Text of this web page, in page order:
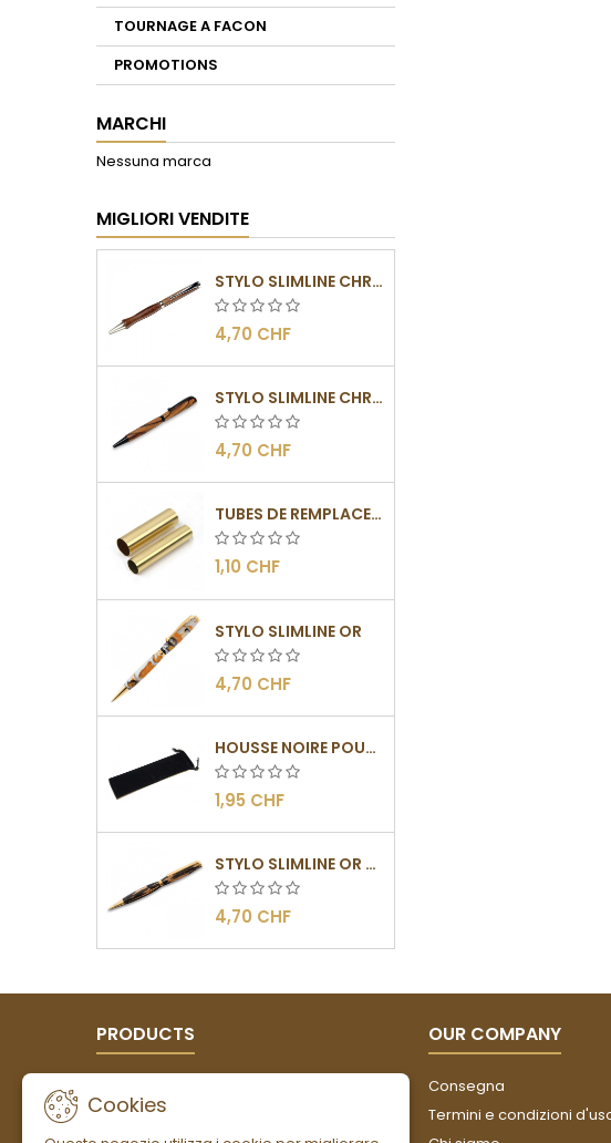
TOURNAGE A FACON
PROMOTIONS
MARCHI
Nessuna marca
MIGLIORI VENDITE
STYLO SLIMLINE CHROMÉ
4,70 CHF
STYLO SLIMLINE CHROMÉ NOIR
4,70 CHF
TUBES DE REMPLACEMENT POUR MÉCANISMES SLIMLINE
1,10 CHF
STYLO SLIMLINE OR
4,70 CHF
HOUSSE NOIRE POUR STYLOS
1,95 CHF
STYLO SLIMLINE OR - BARRETTE PLATE
4,70 CHF
PRODUCTS
Nuovi prodotti
OUR COMPANY
Consegna
Termini e condizioni
Cookies